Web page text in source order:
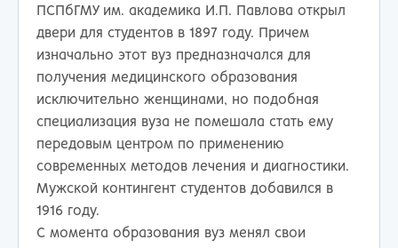
ПСПбГМУ им. академика И.П. Павлова открыл
двери для студентов в 1897 году. Причем
изначально этот вуз предназначался для
получения медицинского образования
исключительно женщинами, но подобная
специализация вуза не помешала стать ему
передовым центром по применению
современных методов лечения и диагностики.
Мужской контингент студентов добавился в
1916 году.
С момента образования вуз менял свои